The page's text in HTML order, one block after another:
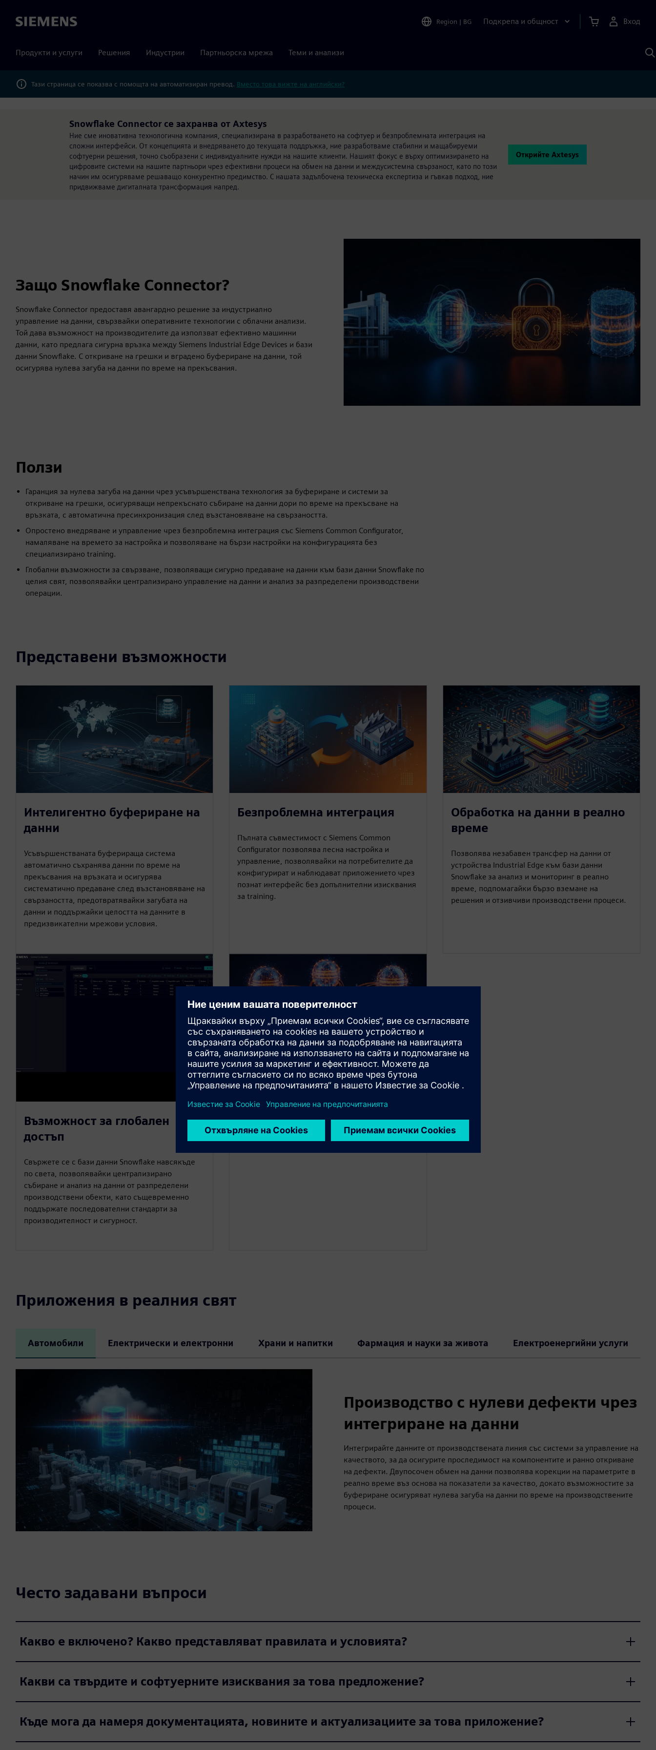
Siemens Region | BG Подкрепа и общност Вход
Продукти и услуги Решения Индустрии Партньорска мрежа Теми и анализи
с
Тази страница се показва с помощта на автоматизиран превод. Вместо това вижте на английски?
Snowflake Connector се захранва от Axtesys
Ние сме иновативна технологична компания, специализирана в разработването на софтуер и безпроблемната интеграция на
сложни интерфейси. От концепцията и внедряването до текущата поддръжка, ние разработваме стабилни и мащабируеми
софтуерни решения, точно съобразени с индивидуалните нужди на нашите клиенти. Нашият фокус е върху оптимизирането на
цифровите системи на нашите партньори чрез ефективни процеси на обмен на данни и междусистемна свързаност, като по този
начин им осигуряваме решаващо конкурентно предимство. С нашата задълбочена техническа експертиза и гъвкав подход, ние
придвижваме дигиталната трансформация напред.
Открийте Axtesys
Защо Snowflake Connector?
Snowflake Connector предоставя авангардно решение за индустриално
управление на данни, свързвайки оперативните технологии с облачни анализи.
Той дава възможност на производителите да използват ефективно машинни
данни, като предлага сигурна връзка между Siemens Industrial Edge Devices и бази
данни Snowflake. С откриване на грешки и вградено буфериране на данни, той
осигурява нулева загуба на данни по време на прекъсвания.
Ползи
Гаранция за нулева загуба на данни чрез усъвършенствана технология за буфериране и системи за
откриване на грешки, осигуряващи непрекъснато събиране на данни дори по време на прекъсване на
връзката, с автоматична пресинхронизация след възстановяване на свързаността.
Опростено внедряване и управление чрез безпроблемна интеграция със Siemens Common Configurator,
намаляване на времето за настройка и позволяване на бързи настройки на конфигурацията без
специализирано training.
Глобални възможности за свързване, позволяващи сигурно предаване на данни към бази данни Snowflake по
целия свят, позволявайки централизирано управление на данни и анализ за разпределени производствени
операции.
Представени възможности
Интелигентно буфериране на
данни
Усъвършенстваната буферираща система
автоматично съхранява данни по време на
прекъсвания на връзката и осигурява
систематично предаване след възстановяване на
свързаността, предотвратявайки загубата на
данни и поддържайки целостта на данните в
предизвикателни мрежови условия.
Безпроблемна интеграция
Пълната съвместимост с Siemens Common
Configurator позволява лесна настройка и
управление, позволявайки на потребителите да
конфигурират и наблюдават приложението чрез
познат интерфейс без допълнителни изисквания
за training.
Обработка на данни в реално
време
Позволява незабавен трансфер на данни от
устройства Industrial Edge към бази данни
Snowflake за анализ и мониторинг в реално
време, подпомагайки бързо вземане на
решения и отзивчиви производствени процеси.
Възможност за глобален
достъп
Свържете се с бази данни Snowflake навсякъде
по света, позволявайки централизирано
събиране и анализ на данни от разпределени
производствени обекти, като същевременно
поддържате последователни стандарти за
производителност и сигурност.
Управление на множество
Можете да свържете до 3 различни бази данни с
един екземпляр на приложение едновременно!
Приложения в реалния свят
Автомобили Електрически и електронни Храни и напитки Фармация и науки за живота Електроенергийни услуги
Производство с нулеви дефекти чрез
интегриране на данни
Интегрирайте данните от производствената линия със системи за управление на
качеството, за да осигурите проследимост на компонентите и ранно откриване
на дефекти. Двупосочен обмен на данни позволява корекции на параметрите в
реално време въз основа на показатели за качество, докато възможностите за
буфериране осигуряват нулева загуба на данни по време на производствените
процеси.
Често задавани въпроси
Какво е включено? Какво представляват правилата и условията?
Какви са твърдите и софтуерните изисквания за това предложение?
Къде мога да намеря документацията, новините и актуализациите за това приложение?